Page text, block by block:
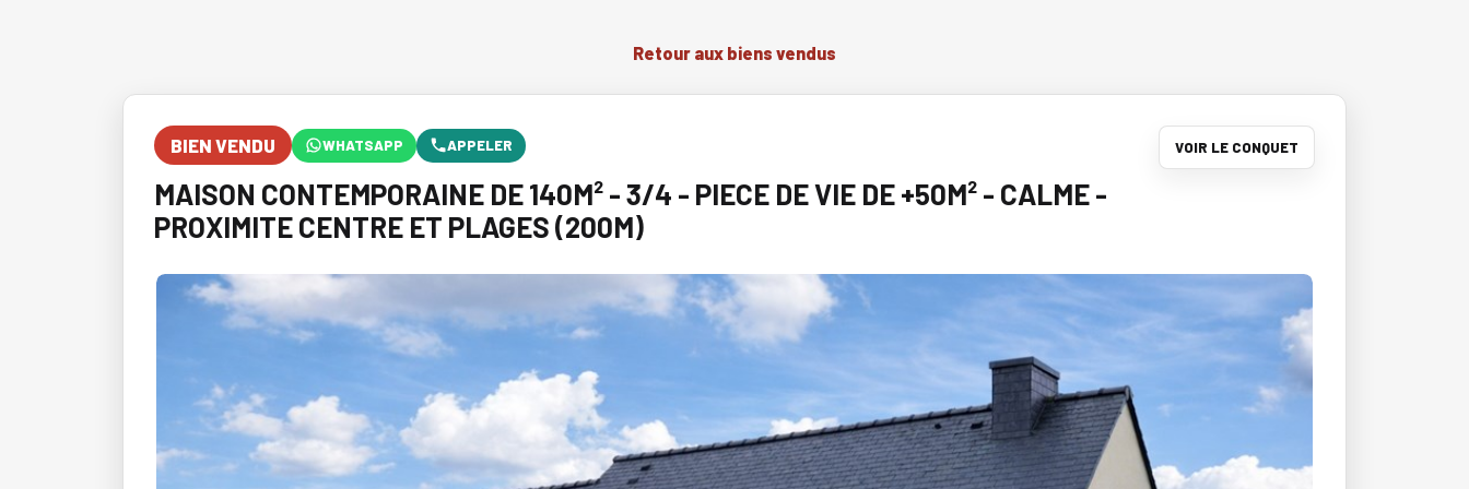
Retour aux biens vendus
BIEN VENDU WHATSAPP APPELER
MAISON CONTEMPORAINE DE 140M² - 3/4 - PIECE DE VIE DE +50M² - CALME -
PROXIMITE CENTRE ET PLAGES (200M)
VOIR LE CONQUET